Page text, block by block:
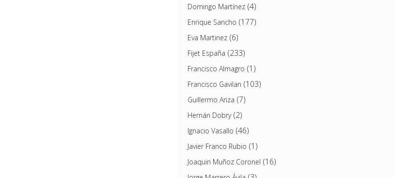
Domingo Martínez(4)
Enrique Sancho (177)
Eva Martinez(6)
Fijet España (233)
Francisco Almagro (1)
Francisco Gavilan (103)
Guillermo Ariza (7)
Hernán Dobry(2)
Ignacio Vasallo (46)
Javier Franco Rubio (1)
Joaquin Muñoz Coronel (16)